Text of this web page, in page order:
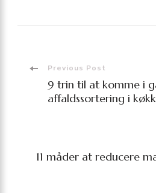
Post
Navigation
Previous Post
9 trin til at komme i
affaldssortering i
11 måder at reducere